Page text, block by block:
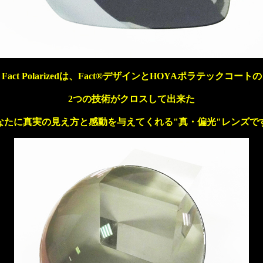
Fact Polarizedは、Fact®デザインとHOYAポラテックコートの
2つの技術がクロスして出来た
たに真実の見え方と感動を与えてくれる"真・偏光"レンズで